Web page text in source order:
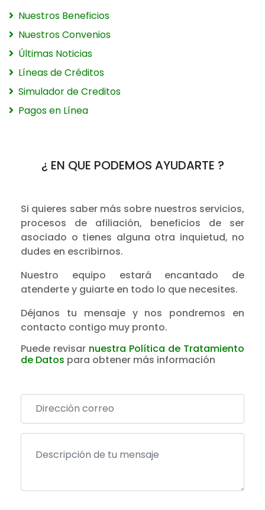
Nuestros Beneficios
Nuestros Convenios
Últimas Noticias
Líneas de Créditos
Simulador de Creditos
Pagos en Línea
¿ EN QUE PODEMOS AYUDARTE ?
Si quieres saber más sobre nuestros servicios,
procesos de afiliación, beneficios de ser
asociado o tienes alguna otra inquietud, no
dudes en escribirnos.
Nuestro equipo estará encantado de
atenderte y guiarte en todo lo que necesites.
Déjanos tu mensaje y nos pondremos en
contacto contigo muy pronto.
Puede revisar nuestra Política de Tratamiento
de Datos para obtener más información